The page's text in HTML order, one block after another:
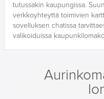
tutussakin kaupungissa.
verkkoyhteyttä toimivien
sovelluksen chatissa
valikoiduissa